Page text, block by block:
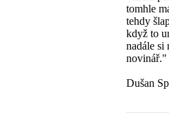
tomhle
tehdy
když to
nadále si
novinář."
Dušan